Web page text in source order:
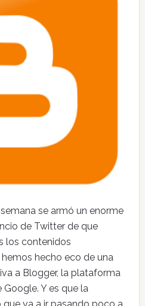
se armó un enorme
de Twitter de que
los contenidos
hecho eco de una
a Blogger, la plataforma
Y es que la